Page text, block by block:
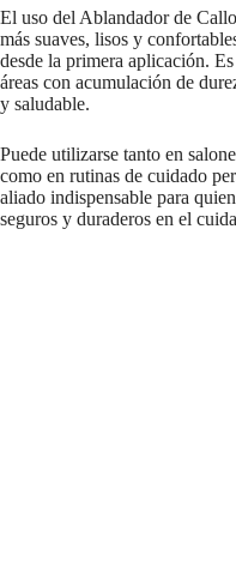
El uso del Ablandador de
más suaves, lisos y
desde la primera aplicación.
áreas con acumulación de
y saludable.
Puede utilizarse tanto en
como en rutinas de cuidado
aliado indispensable para
seguros y duraderos en el